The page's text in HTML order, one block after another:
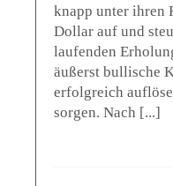
knapp unter ihren
Dollar auf und
laufenden
äußerst bullische
erfolgreich
sorgen. Nach [...]